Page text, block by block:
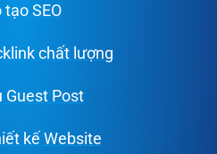
SEO
chất lượng
Guest Post
kế Website